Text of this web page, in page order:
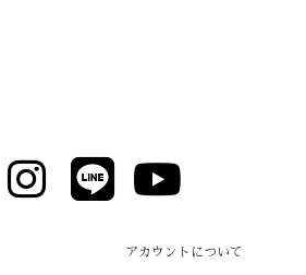
アカウントについて